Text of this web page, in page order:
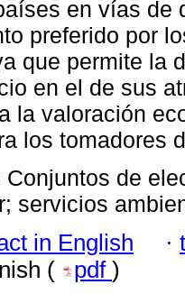
en vías de
preferido por
que permite la
en el de sus
la valoración
los tomadores
Conjuntos de
servicios
in English ·
( pdf )